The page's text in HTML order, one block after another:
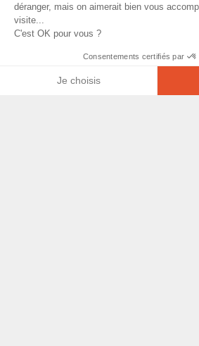
déranger, mais on aimerait bien vous
visite...
C'est OK pour vous ?
Consentements certifiés par
Je choisis